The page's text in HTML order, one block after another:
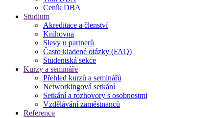
Ceník DBA
Studium
Akreditace a členství
Knihovna
Slevy u partnerů
Často kladené otázky (FAQ)
Studentská sekce
Kurzy a semináře
Přehled kurzů a seminářů
Networkingová setkání
Setkání a rozhovory s osobnostmi
Vzdělávání zaměstnanců
Reference